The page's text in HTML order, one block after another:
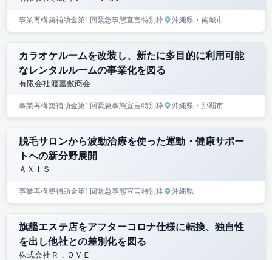
事業再構築補助金第1回緊急事態宣言特別枠 沖縄県 ・南城市
カラオケルームを改装し、新たに多目的に利用可能
なレンタルルームの事業化を図る
有限会社渡嘉敷商会
事業再構築補助金第1回緊急事態宣言特別枠 沖縄県 ・那覇市
脱毛サロンから波動治療を使った運動・健康サポー
トへの新分野展開
ＡＸＩＳ
事業再構築補助金第1回緊急事態宣言特別枠 沖縄県
旗艦エステ店をアフターコロナ仕様に転換、独自性
を出し他社との差別化を図る
株式会社Ｒ．ＯＶＥ